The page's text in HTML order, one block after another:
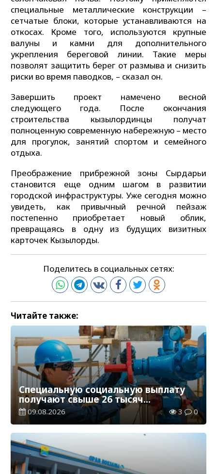
специальные металлические конструкции –
сетчатые блоки, которые устанавливаются на
откосах. Кроме того, используются крупные
валуны и камни для дополнительного
укрепления береговой линии. Такие меры
позволят защитить берег от размыва и снизить
риски во время паводков, – сказал он.
Завершить проект намечено весной
следующего года. После окончания
строительства кызылординцы получат
полноценную современную набережную – место
для прогулок, занятий спортом и семейного
отдыха.
Преображение прибрежной зоны Сырдарьи
становится еще одним шагом в развитии
городской инфраструктуры. Уже сегодня можно
увидеть, как привычный речной пейзаж
постепенно приобретает новый облик,
превращаясь в одну из будущих визитных
карточек Кызылорды.
Поделитесь в социальных сетях:
Читайте также:
Специальную социальную выплату
получают свыше 26 тысяч
работников, занятых во вредных
условиях труда
09.08.2026 3 0